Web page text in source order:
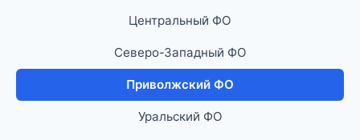
Центральный ФО
Северо-Западный ФО
Приволжский ФО
Уральский ФО